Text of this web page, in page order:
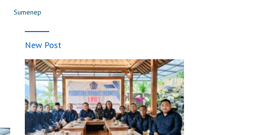
Sumenep
New Post